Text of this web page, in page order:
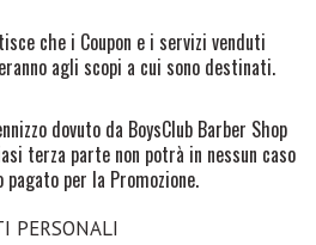
che i Coupon e i servizi venduti
agli scopi a cui sono destinati.
dovuto da BoysClub Barber Shop
terza parte non potrà in nessun caso
per la Promozione.
PERSONALI